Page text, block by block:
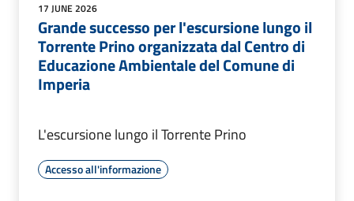
17 JUNE 2026
Grande successo per l'escursione lungo il
Torrente Prino organizzata dal Centro di
Educazione Ambientale del Comune di
Imperia
L'escursione lungo il Torrente Prino
Accesso all'informazione